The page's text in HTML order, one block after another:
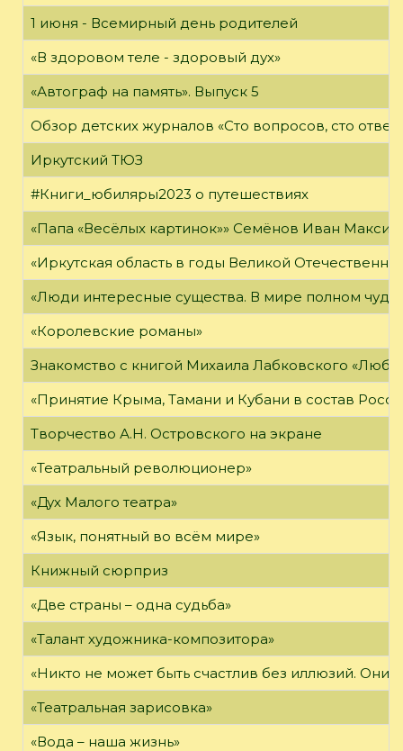
1 июня - Всемирный день родителей
«В здоровом теле - здоровый дух»
«Автограф на память». Выпуск 5
Обзор детских журналов «Сто вопросов, сто
Иркутский ТЮЗ
#Книги_юбиляры2023 о путешествиях
«Папа «Весёлых картинок»» Семёнов Иван
«Иркутская область в годы Великой
«Люди интересные существа. В мире полном
«Королевские романы»
Знакомство с книгой Михаила Лабковского
«Принятие Крыма, Тамани и Кубани в состав
Творчество А.Н. Островского на экране
«Театральный революционер»
«Дух Малого театра»
«Язык, понятный во всём мире»
Книжный сюрприз
«Две страны – одна судьба»
«Талант художника-композитора»
«Никто не может быть счастлив без иллюзий. Они
«Театральная зарисовка»
«Вода – наша жизнь»